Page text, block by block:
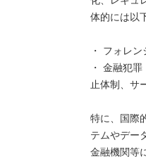
体的には以
・ フォレ
・ 金融犯
止体制、サ
特に、国際
テムやデー
金融機関等